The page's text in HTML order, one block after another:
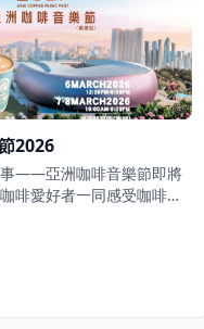
不同音樂風格的情侶，或
驗的朋友。無論是想要釋
重金屬音樂的獨特魅力，
METAL 音樂之夜都能提供
2026
——亞洲咖啡音樂節即將
啡愛好者一同感受咖啡冠
索全球知名咖啡名店的獨
多地產區的頂級莊園咖啡
放鬆身心，沉浸於只存在